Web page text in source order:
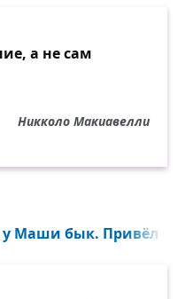
а не сам
Никколо Макиавелли
Маши бык. Привёл